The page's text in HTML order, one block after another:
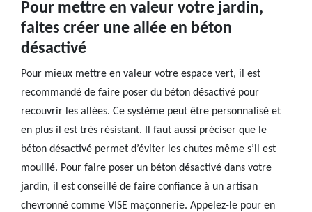
Pour mettre en valeur votre jardin,
faites créer une allée en béton
désactivé
Pour mieux mettre en valeur votre espace vert, il est
recommandé de faire poser du béton désactivé pour
recouvrir les allées. Ce système peut être personnalisé et
en plus il est très résistant. Il faut aussi préciser que le
béton désactivé permet d’éviter les chutes même s’il est
mouillé. Pour faire poser un béton désactivé dans votre
jardin, il est conseillé de faire confiance à un artisan
chevronné comme VISE maçonnerie. Appelez-le pour en